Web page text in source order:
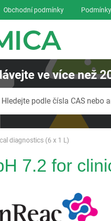
diagnostics (6 x 1 L)
7.2 for
Obchodní podmínky
ve více než
Hledejte podle čísla CAS nebo